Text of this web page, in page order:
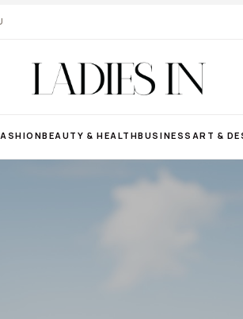
BEAUTY & HEALTHBUSINESS ART &